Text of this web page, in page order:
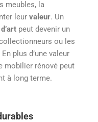
meubles, la
leur valeur. Un
peut devenir un
ou les
plus d’une valeur
mobilier rénové peut
à long terme.